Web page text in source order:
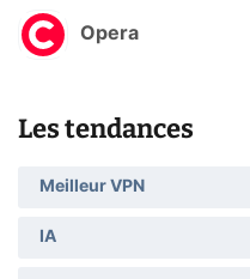
Opera
Les tendances
Meilleur VPN
IA